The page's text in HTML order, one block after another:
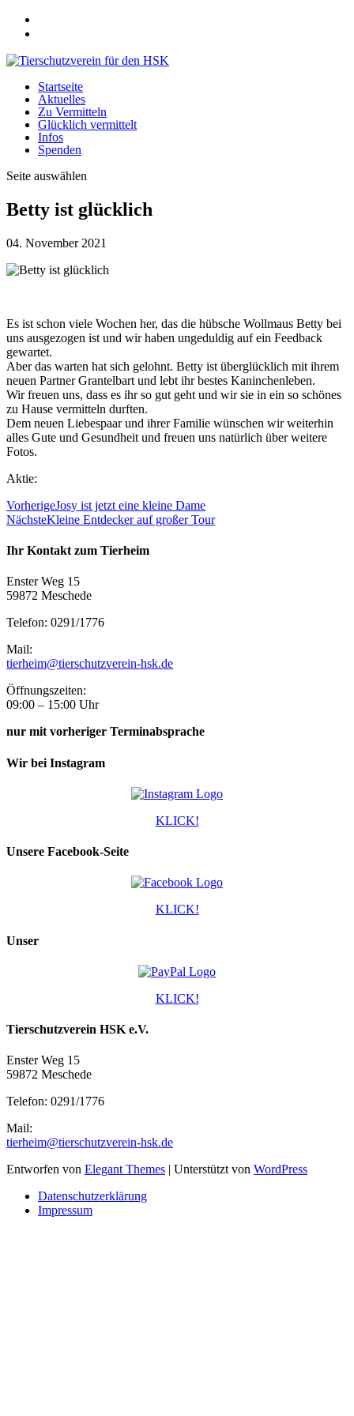
Startseite
Aktuelles
Zu Vermitteln
Glücklich vermittelt
Infos
Spenden
Seite auswählen
Betty ist glücklich
04. November 2021
Es ist schon viele Wochen her, das die hübsche Wollmaus Betty bei
uns ausgezogen ist und wir haben ungeduldig auf ein Feedback
gewartet.
Aber das warten hat sich gelohnt. Betty ist überglücklich mit ihrem
neuen Partner Grantelbart und lebt ihr bestes Kaninchenleben.
Wir freuen uns, dass es ihr so gut geht und wir sie in ein so schönes
zu Hause vermitteln durften.
Dem neuen Liebespaar und ihrer Familie wünschen wir weiterhin
alles Gute und Gesundheit und freuen uns natürlich über weitere
Fotos.
Aktie:
VorherigeJosy ist jetzt eine kleine Dame
NächsteKleine Entdecker auf großer Tour
Ihr Kontakt zum Tierheim
Enster Weg 15
59872 Meschede
Telefon: 0291/1776
Mail:
tierheim@tierschutzverein-hsk.de
Öffnungszeiten:
09:00 – 15:00 Uhr
nur mit vorheriger Terminabsprache
Wir bei Instagram
KLICK!
Unsere Facebook-Seite
KLICK!
Unser
KLICK!
Tierschutzverein HSK e.V.
Enster Weg 15
59872 Meschede
Telefon: 0291/1776
Mail:
tierheim@tierschutzverein-hsk.de
Entworfen von Elegant Themes | Unterstützt von WordPress
Datenschutzerklärung
Impressum